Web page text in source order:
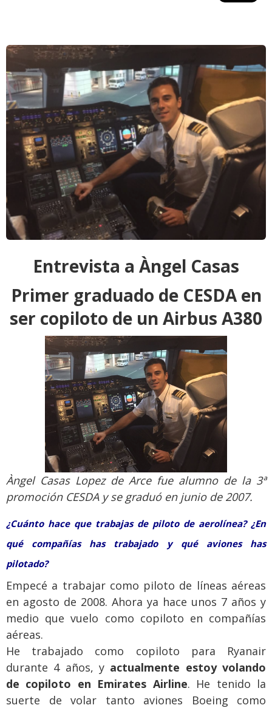
Entrevista a Àngel Casas
Primer graduado de CESDA en
ser copiloto de un Airbus A380
Àngel Casas Lopez de Arce fue alumno de la 3ª
promoción CESDA y se graduó en junio de 2007.
¿Cuánto hace que trabajas de piloto de aerolínea? ¿En
qué compañías has trabajado y qué aviones has
pilotado?
Empecé a trabajar como piloto de líneas aéreas
en agosto de 2008. Ahora ya hace unos 7 años y
medio que vuelo como copiloto en compañías
aéreas.
He trabajado como copiloto para Ryanair
durante 4 años, y actualmente estoy volando
de copiloto en Emirates Airline. He tenido la
suerte de volar tanto aviones Boeing como